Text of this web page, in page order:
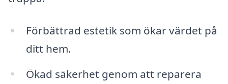
Förbättrad estetik som ökar värdet på
ditt hem.
Ökad säkerhet genom att reparera